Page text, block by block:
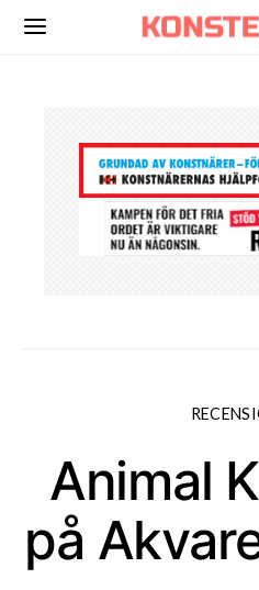
Animal
på